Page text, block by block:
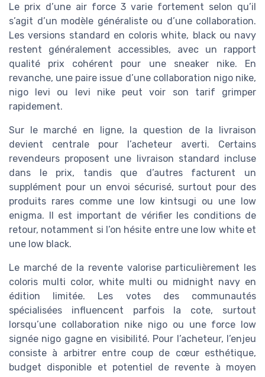
Le prix d’une air force 3 varie fortement selon qu’il
s’agit d’un modèle généraliste ou d’une collaboration.
Les versions standard en coloris white, black ou navy
restent généralement accessibles, avec un rapport
qualité prix cohérent pour une sneaker nike. En
revanche, une paire issue d’une collaboration nigo nike,
nigo levi ou levi nike peut voir son tarif grimper
rapidement.
Sur le marché en ligne, la question de la livraison
devient centrale pour l’acheteur averti. Certains
revendeurs proposent une livraison standard incluse
dans le prix, tandis que d’autres facturent un
supplément pour un envoi sécurisé, surtout pour des
produits rares comme une low kintsugi ou une low
enigma. Il est important de vérifier les conditions de
retour, notamment si l’on hésite entre une low white et
une low black.
Le marché de la revente valorise particulièrement les
coloris multi color, white multi ou midnight navy en
édition limitée. Les votes des communautés
spécialisées influencent parfois la cote, surtout
lorsqu’une collaboration nike nigo ou une force low
signée nigo gagne en visibilité. Pour l’acheteur, l’enjeu
consiste à arbitrer entre coup de cœur esthétique,
budget disponible et potentiel de revente à moyen